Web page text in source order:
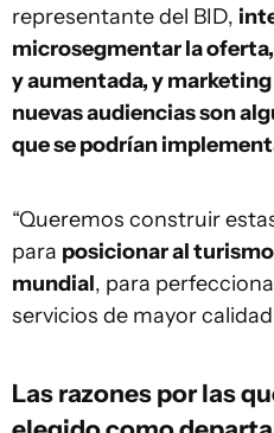
representante del BID,
microsegmentar la
y aumentada, y
nuevas audiencias son
que se podrían
“Queremos construir
para posicionar al
mundial, para
servicios de mayor
Las razones por las